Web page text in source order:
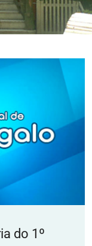
do 1º